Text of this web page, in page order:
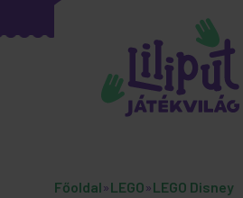
Főoldal»LEGO»LEGO Disney